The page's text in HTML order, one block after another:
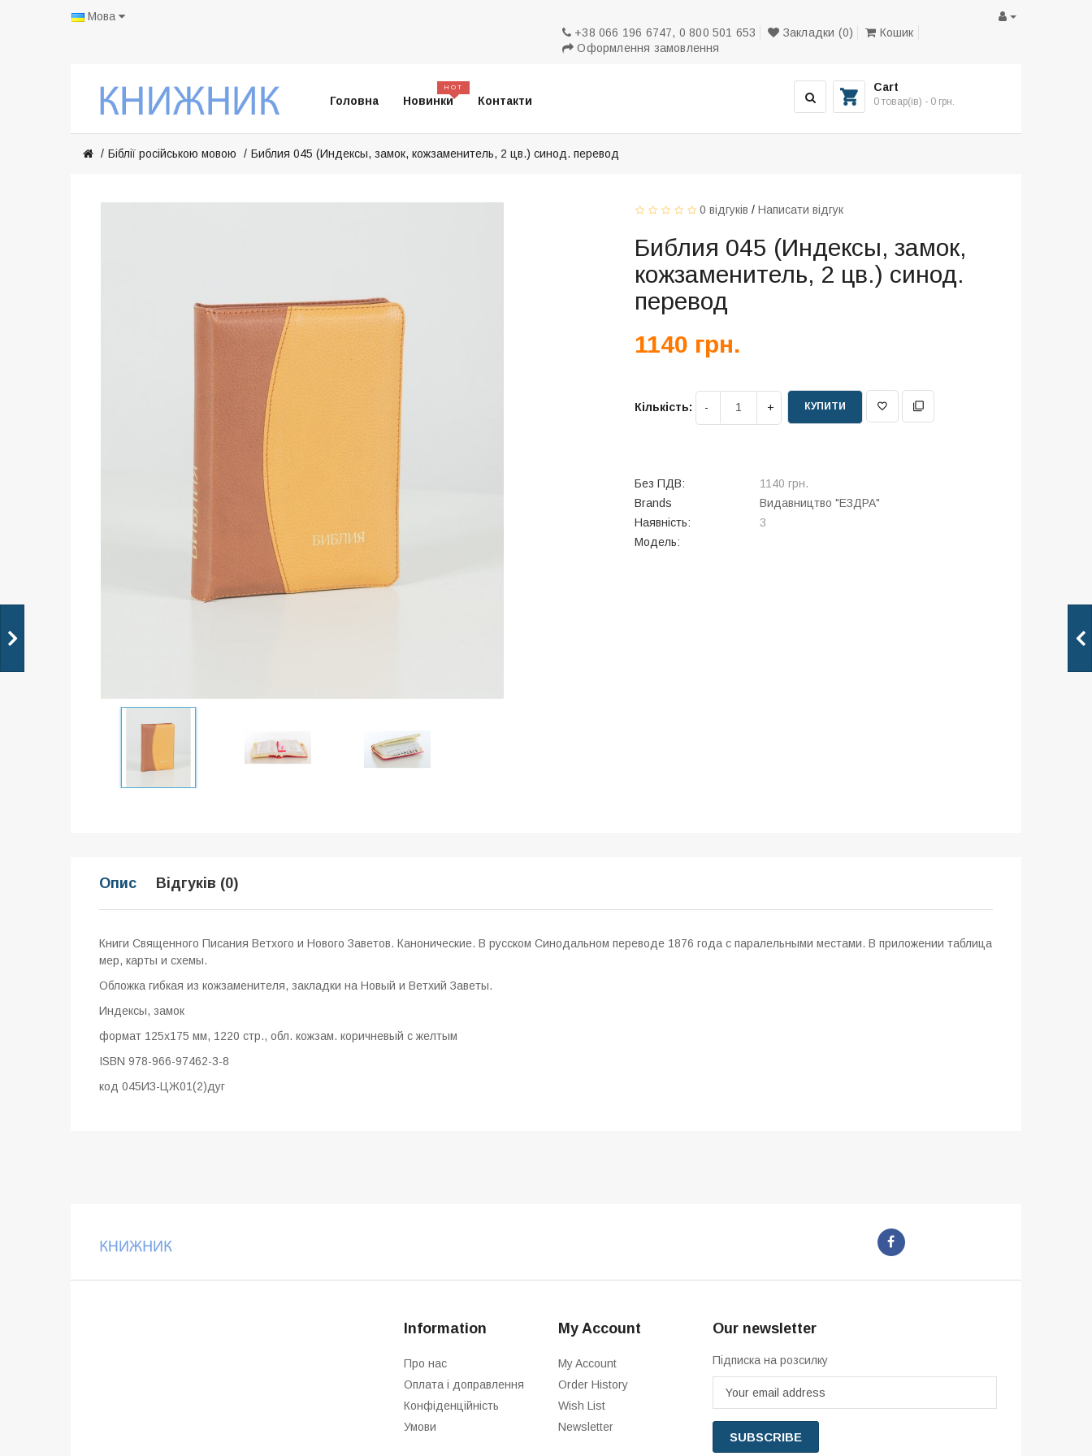
Мова
+38 066 196 6747, 0 800 501 653
Закладки (0)
Кошик
Оформлення замовлення
Головна
HOT
Новинки Контакти
Cart
0 товар(ів) - 0 грн.
Біблії російською мовою Библия 045 (Индексы, замок, кожзаменитель, 2 цв.) синод. перевод
0 відгуків /Написати відгук
Библия 045 (Индексы, замок,
кожзаменитель, 2 цв.) синод.
перевод
1140 грн.
Кількість: КУПИТИ
Без ПДВ:
1140 грн.
Brands
Видавництво "ЕЗДРА"
Наявність:
3
Модель:
Опис Відгуків (0)
Книги Священного Писания Ветхого и Нового Заветов. Канонические. В русском Синодальном переводе 1876 года с паралельными местами. В приложении таблица
мер, карты и схемы.
Обложка гибкая из кожзаменителя, закладки на Новый и Ветхий Заветы.
Индексы, замок
формат 125x175 мм, 1220 стр., обл. кожзам. коричневый с желтым
ISBN 978-966-97462-3-8
код 045ИЗ-ЦЖ01(2)дуг
Information
Про нас
Оплата і доправлення
Конфіденційність
Умови
My Account
My Account
Order History
Wish List
Newsletter
Our newsletter
Підписка на розсилку
SUBSCRIBE